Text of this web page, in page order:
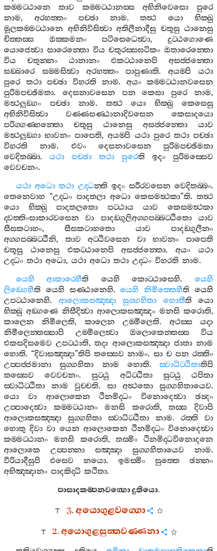
කම‍්මට‍්ඨානෙ
තාව කම‍්මට‍්ඨානස‍්ස අභිනිවෙසො
පුරෙ
නාම, අරහත‍්තං පච‍්ඡා නාම.තත්‍ථ යො
භික‍්ඛු
මූලකම‍්මට‍්ඨානෙ අභිනිවිසිත්‍වා අතිලීනාදීසු චතූසු ඨානෙසු
චිත‍්තස‍්ස
ඔක‍්කමනං පටිසෙධෙත්‍වා,දුට‍්ඨගොණෙ
යොජෙත්‍වා සාරෙන‍්තො විය චතුරස‍්සඝටිකං ඔතාරෙන‍්තො
විය
චතුන‍්නං ඨානානං එකට‍්ඨානෙපි
අසජ‍්ජන‍්තො
සඞ‍්ඛාරෙ
සම‍්මසිත්‍වා අරහත‍්තං පාපුණාති.අයම‍්පි
යථා
පුරෙ
තථා පච‍්ඡා විහරති නාම. අයං
කම‍්මට‍්ඨානවසෙන
පුරිමපච‍්ඡිමතා. දෙසනාවසෙන පන කෙසා පුරෙ නාම,
මත්‍ථලුඞ‍්ගං
පච‍්ඡා නාම. තත්‍ථ යො භික‍්ඛු
කෙසෙසු
අභිනිවිසිත්‍වා
වණ‍්ණසණ‍්ඨානාදිවසෙන
කෙසාදයො
පරිග‍්ගණ‍්හන‍්තො
චතූසු ඨානෙසු අසජ‍්ජන‍්තො
යාව
මත්‍ථලුඞ‍්ගා භාවනං පාපෙති,අයම‍්පි යථා පුරෙ තථා පච‍්ඡා
විහරති
නාම. එවං දෙසනාවසෙන
පුරිමපච‍්ඡිමතා
වෙදිතබ‍්බා. යථා පච‍්ඡා තථා පුරෙති ඉදං
පුරිමස‍්සෙව
වෙවචනං.
යථා අධො තථා උද‍්ධන‍්ති ඉදං සරීරවසෙන වෙදිතබ‍්බං.
තෙනෙවාහ “උද‍්ධං පාදතලා අධො කෙසමත්‍ථකා”ති. තත්‍ථ
යො
භික‍්ඛු පාදතලතො පට‍්ඨාය යාව
කෙසමත්‍ථකා
ද‍්වත‍්තිංසාකාරවසෙන
වා පාදඞ‍්ගුලිඅග‍්ගපබ‍්බට‍්ඨිතො
යාව
සීසකටාහං,සීසකටාහතො යාව
පාදඞ‍්ගුලීනං
අග‍්ගපබ‍්බට‍්ඨීනි, තාව අට‍්ඨිවසෙන වා භාවනං
පාපෙති
චතූසු
ඨානෙසු එකට‍්ඨානෙපි අසජ‍්ජන‍්තො.අයං
යථා
උද‍්ධං තථා අධො, යථා අධො තථා උද‍්ධං විහරති නාම.
යෙහි
ආකාරෙහීති යෙහි කොට‍්ඨාසෙහි. යෙහි
ලිඞ‍්ගෙහීති යෙහි සණ‍්ඨානෙහි.යෙහි නිමිත‍්තෙහීති
යෙහි
උපට‍්ඨානෙහි. ආලොකසඤ‍්ඤා සුග‍්ගහිතා හොතීති
යො
භික‍්ඛු අඞ‍්ගණෙ නිසීදිත්‍වා ආලොකසඤ‍්ඤං මනසි කරොති,
කාලෙන
නිමීලෙති, කාලෙන උම‍්මීලෙති. අථස‍්ස
යදා
නිමීලෙන‍්තස‍්සාපි
උම‍්මීලෙත්‍වා ඔලොකෙන‍්තස‍්ස
විය
එකසදිසමෙව උපට‍්ඨාති,තදා ආලොකසඤ‍්ඤා ජාතා නාම
හොති. “දිවාසඤ‍්ඤා”තිපි තස‍්සෙව නාමං. සා ච පන රත‍්තිං
උප‍්පජ‍්ජමානා
සුග‍්ගහිතා නාම හොති. ස‍්වාධිට‍්ඨිතාතිපි
තස‍්සෙව
වෙවචනං.සුට‍්ඨු අධිට‍්ඨිතා සුට‍්ඨු
ඨපිතා
ස‍්වාධිට‍්ඨිතා
නාම වුච‍්චති. සා අත්‍ථතො සුග‍්ගහිතායෙව.
යො
වා ආලොකෙන ථිනමිද‍්ධං විනොදෙත්‍වා
ඡන්‍දං
උප‍්පාදෙත්‍වා
කම‍්මට‍්ඨානං මනසි කරොති,තස‍්ස
දිවාපි
ආලොකසඤ‍්ඤා
සුග‍්ගහිතා ස‍්වාධිට‍්ඨිතා නාම. රත‍්ති
වා
හොතු දිවා වා යෙන ආලොකෙන ථිනමිද‍්ධං විනොදෙත්‍වා
කම‍්මට‍්ඨානං
මනසි කරොති, තස‍්මිං
ථිනමිද‍්ධවිනොදනෙ
ආලොකෙ
උප‍්පන‍්නා සඤ‍්ඤා සුග‍්ගහිතායෙව නාම.
වීරියාදීසුපි
එසෙව නයො. ඉමස‍්මිං සුත‍්තෙ
ඡන‍්නං
අභිඤ‍්ඤානං පාදකිද‍්ධි කථිතා.
පාසාදකම‍්පනවග‍්ගොදුතියො.
3.අයොගුළවග‍්ගො
2.අයොගුළසුත‍්තවණ‍්ණනා